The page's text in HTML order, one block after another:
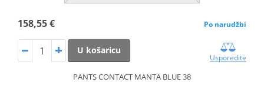
158,55 € Po narudžbi
U košaricu
Usporedite
PANTS CONTACT MANTA BLUE 38